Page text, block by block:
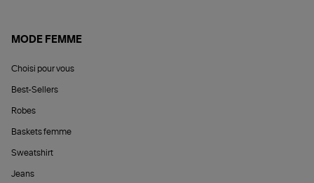
MODE FEMME
Choisi pour vous
Best-Sellers
Robes
Baskets femme
Sweatshirt
Jeans